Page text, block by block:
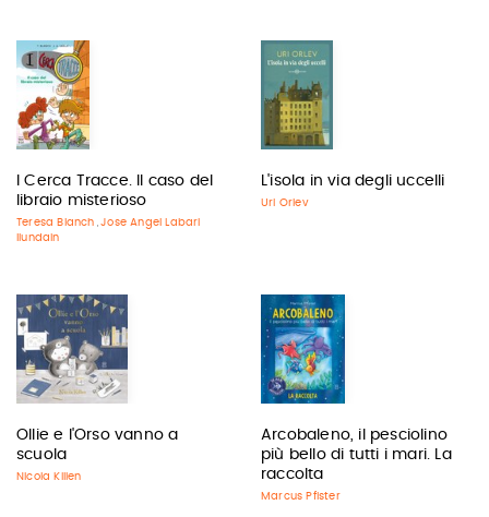
I Cerca Tracce. Il caso del
libraio misterioso
Teresa Blanch ,Jose Angel Labari
Ilundain
L'isola in via degli uccelli
Uri Orlev
Ollie e l'Orso vanno a
scuola
Nicola Killen
Arcobaleno, il pesciolino
più bello di tutti i mari. La
raccolta
Marcus Pfister